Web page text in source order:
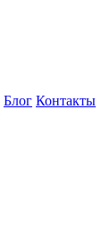
Блог Контакты